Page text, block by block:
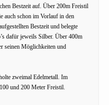
Bestzeit auf. Über 200m Freistil
auch schon im Vorlauf in den
Bestzeit und belegte
dafür jeweils Silber. Über 400m
seinen Möglichkeiten und
zweimal Edelmetall. Im
und 200 Meter Freistil.